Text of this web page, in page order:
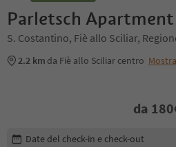
Parletsch Apartment
S. Costantino, Fiè allo Sciliar,
2.2 km da Fiè allo Sciliar centro
da 180
Modifica i dettagli della prenotazione
Date del check-in e check-out